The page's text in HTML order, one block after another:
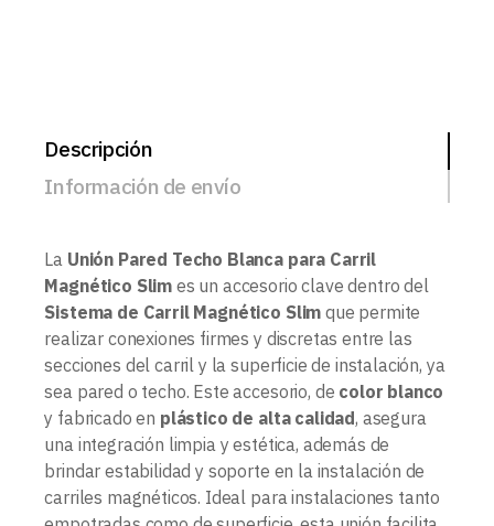
Descripción
Información de envío
La Unión Pared Techo Blanca para Carril
Magnético Slim es un accesorio clave dentro del
Sistema de Carril Magnético Slim que permite
realizar conexiones firmes y discretas entre las
secciones del carril y la superficie de instalación, ya
sea pared o techo. Este accesorio, de color blanco
y fabricado en plástico de alta calidad, asegura
una integración limpia y estética, además de
brindar estabilidad y soporte en la instalación de
carriles magnéticos. Ideal para instalaciones tanto